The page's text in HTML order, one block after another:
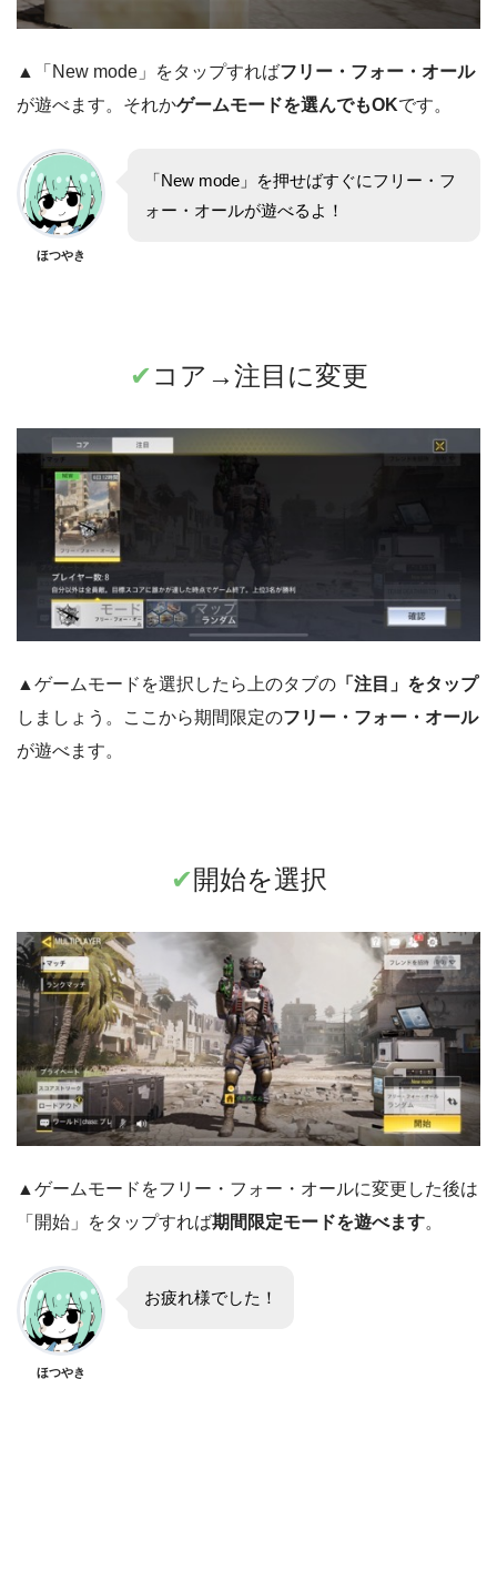
▲「New mode」をタップすればフリー・フォー・オール
が遊べます。それかゲームモードを選んでもOKです。
ほつやき
「New mode」を押せばすぐにフリー・フ
ォー・オールが遊べるよ！
✔︎コア→注目に変更
▲ゲームモードを選択したら上のタブの 「注目」をタップ
しましょう。ここから期間限定のフリー・フォー・オール
が遊べます。
✔︎開始を選択
▲ゲームモードをフリー・フォー・オールに変更した後は
「開始」をタップすれば期間限定モードを遊べます。
ほつやき
お疲れ様でした！